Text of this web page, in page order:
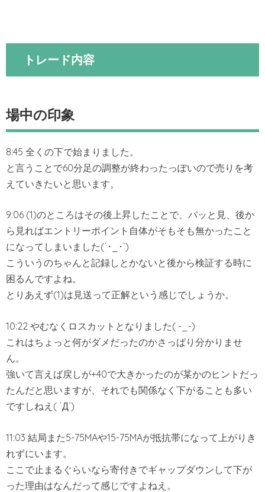
トレード内容
場中の印象
8:45 全くの下で始まりました。
と言うことで60分足の調整が終わったっぽいので売りを考
えていきたいと思います。
9:06 (1)のところはその後上昇したことで、パッと見、後か
ら見ればエントリーポイント自体がそもそも無かったこと
になってしまいました(´･_･`)
こういうのちゃんと記録しとかないと後から検証する時に
困るんですよね。
とりあえず(1)は見送って正解という感じでしょうか。
10:22 やむなくロスカットとなりました( -_-)
これはちょっと何がダメだったのかさっぱり分かりませ
ん。
強いて言えば戻しが+40で大きかったのが某かのヒントだっ
たんだと思いますが、それでも関係なく下がることも多い
ですしねえ( ´Д`)
11:03 結局また5-75MAや15-75MAが抵抗帯になって上がりき
れずにいます。
ここで止まるぐらいなら寄付きでギャップダウンして下が
った理由はなんだって感じですよねえ。